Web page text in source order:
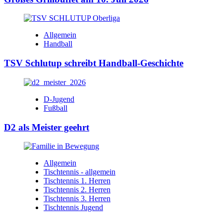
Allgemein
Handball
TSV Schlutup schreibt Handball-Geschichte
D-Jugend
Fußball
D2 als Meister geehrt
Allgemein
Tischtennis - allgemein
Tischtennis 1. Herren
Tischtennis 2. Herren
Tischtennis 3. Herren
Tischtennis Jugend